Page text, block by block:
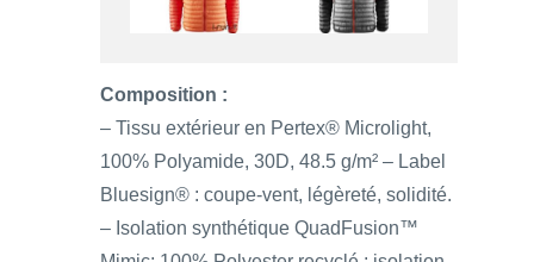
Composition :
– Tissu extérieur en Pertex® Microlight,
100% Polyamide, 30D, 48.5 g/m² – Label
Bluesign® : coupe-vent, légèreté, solidité.
– Isolation synthétique QuadFusion™